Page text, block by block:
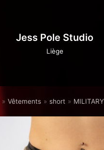
Jess Pole Studio
Liège
» Vêtements » short »